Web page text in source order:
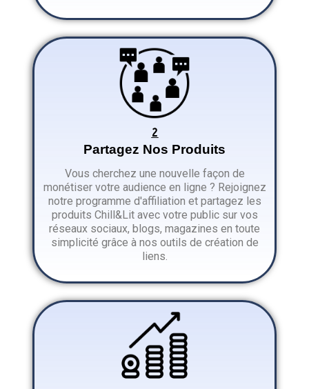
2
Partagez Nos Produits
Vous cherchez une nouvelle façon de
monétiser votre audience en ligne ? Rejoignez
notre programme d'affiliation et partagez les
produits Chill&Lit avec votre public sur vos
réseaux sociaux, blogs, magazines en toute
simplicité grâce à nos outils de création de
liens.